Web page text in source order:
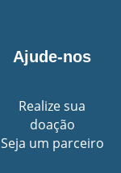
Ajude-nos
Realize sua
doação
Seja um parceiro